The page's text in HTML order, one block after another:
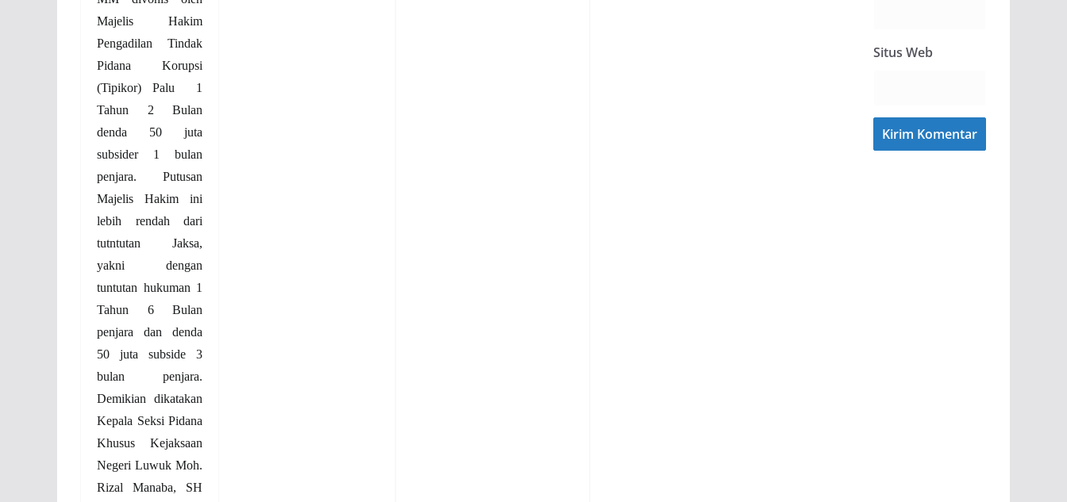
Majelis Hakim
Pengadilan Tindak
Pidana Korupsi
(Tipikor) Palu
1
Tahun 2 Bulan
denda 50 juta
subsider 1 bulan
penjara. Putusan
Majelis Hakim ini
lebih rendah dari
tutntutan Jaksa,
yakni dengan
tuntutan hukuman 1
Tahun 6 Bulan
penjara dan denda
50 juta subside 3
bulan penjara.
Demikian dikatakan
Kepala Seksi Pidana
Khusus Kejaksaan
Negeri Luwuk Moh.
Rizal Manaba, SH
Situs Web